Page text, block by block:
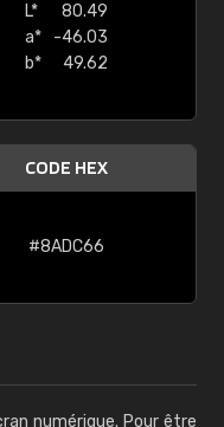
L*
80.49
a*
-46.03
b*
49.62
CODE HEX
#8ADC66
numérique. Pour être
Classic, Design, etc. On ne
est quoi. La livraison s'est
reçu me convient."